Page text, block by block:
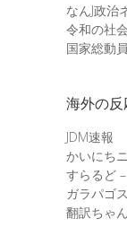
なんJ政治
令和の社
国家総動
海外の反
JDM速報
かいにち
すらるど
ガラパゴ
翻訳ちゃ